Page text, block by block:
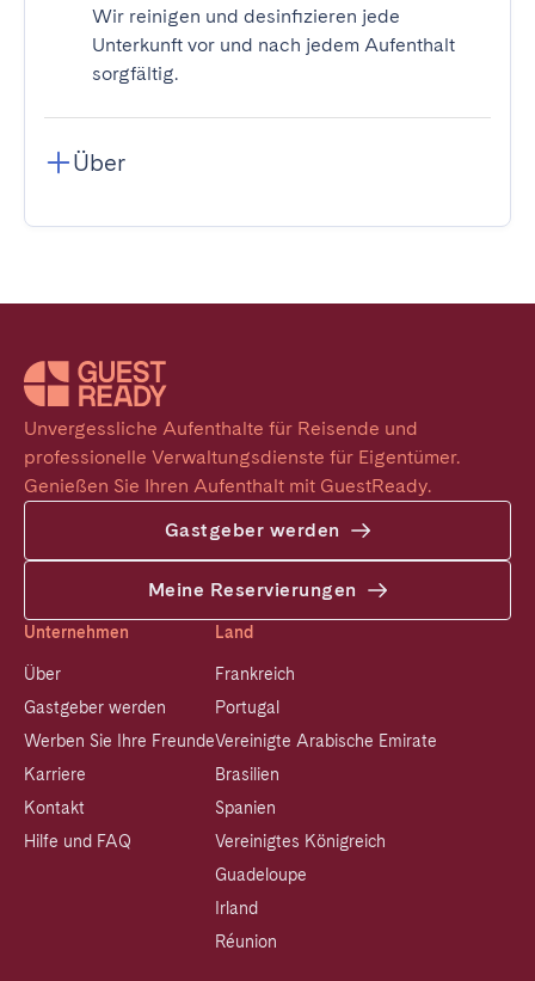
Wir reinigen und desinfizieren jede
Unterkunft vor und nach jedem Aufenthalt
sorgfältig.
Über
Unvergessliche Aufenthalte für Reisende und
professionelle Verwaltungsdienste für Eigentümer.
Genießen Sie Ihren Aufenthalt mit GuestReady.
Gastgeber werden
Meine Reservierungen
Unternehmen
Über
Gastgeber werden
Werben Sie Ihre Freunde
Karriere
Kontakt
Hilfe und FAQ
Land
Frankreich
Portugal
Vereinigte Arabische Emirate
Brasilien
Spanien
Vereinigtes Königreich
Guadeloupe
Irland
Réunion